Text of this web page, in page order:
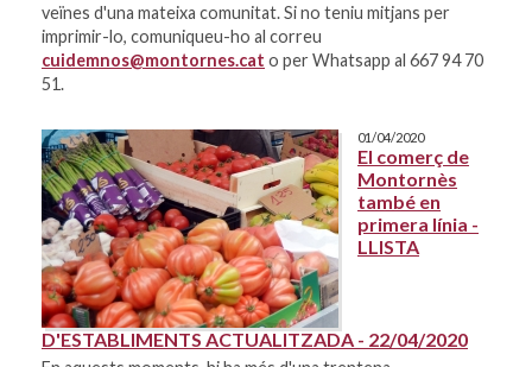
veïnes d'una mateixa comunitat. Si no teniu mitjans per
imprimir-lo, comuniqueu-ho al correu
cuidemnos@montornes.cat o per Whatsapp al 667 94 70
51.
01/04/2020
El comerç de
Montornès
també en
primera línia -
LLISTA
D'ESTABLIMENTS ACTUALITZADA - 22/04/2020